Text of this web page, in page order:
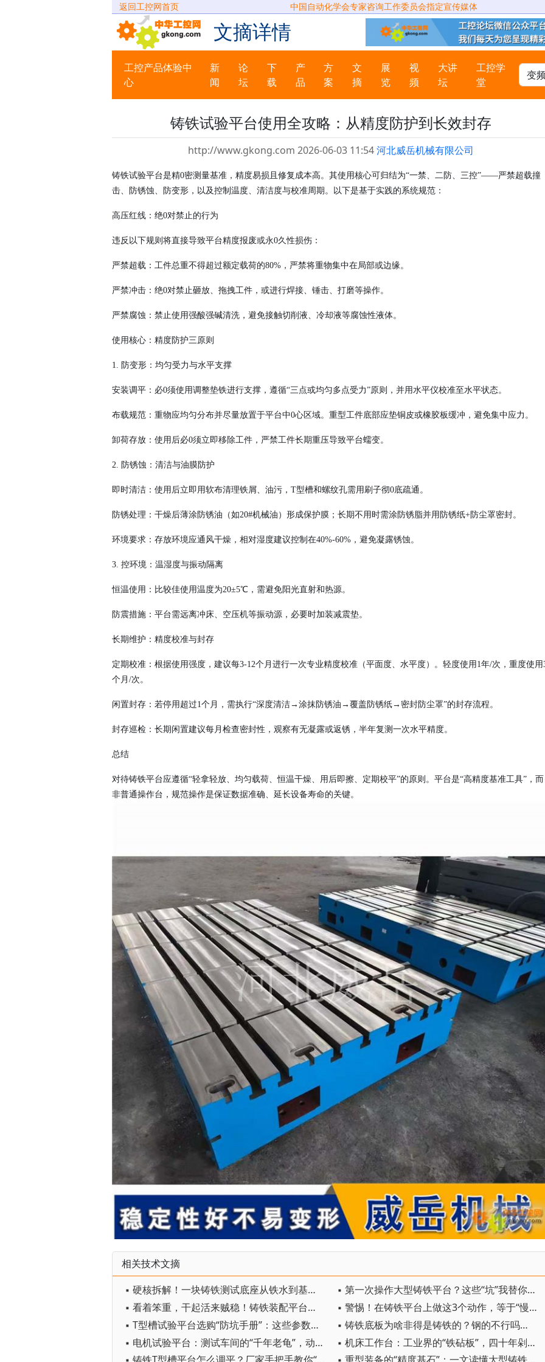
返回工控网首页 中国自动化学会专家咨询工作委员会指定宣传媒体
文摘详情
工控产品体验中
心
新
闻
论
坛
下
载
产
品
方
案
文
摘
展
览
视
频
大讲
坛
工控学
堂
铸铁试验平台使用全攻略：从精度防护到长效封存
http://www.gkong.com 2026-06-03 11:54河北威岳机械有限公司
铸铁试验平台是精0密测量基准，精度易损且修复成本高。其使用核心可归结为“一禁、二防、三控”——严禁超载撞
击、防锈蚀、防变形，以及控制温度、清洁度与校准周期。以下是基于实践的系统规范：
高压红线：绝0对禁止的行为
违反以下规则将直接导致平台精度报废或永0久性损伤：
严禁超载：工件总重不得超过额定载荷的80%，严禁将重物集中在局部或边缘。
严禁冲击：绝0对禁止砸放、拖拽工件，或进行焊接、锤击、打磨等操作。
严禁腐蚀：禁止使用强酸强碱清洗，避免接触切削液、冷却液等腐蚀性液体。
使用核心：精度防护三原则
1. 防变形：均匀受力与水平支撑
安装调平：必0须使用调整垫铁进行支撑，遵循“三点或均匀多点受力”原则，并用水平仪校准至水平状态。
布载规范：重物应均匀分布并尽量放置于平台中0心区域。重型工件底部应垫铜皮或橡胶板缓冲，避免集中应力。
卸荷存放：使用后必0须立即移除工件，严禁工件长期重压导致平台蠕变。
2. 防锈蚀：清洁与油膜防护
即时清洁：使用后立即用软布清理铁屑、油污， T型槽和螺纹孔需用刷子彻0底疏通。
防锈处理：干燥后薄涂防锈油（如20#机械油）形成保护膜；长期不用时需涂防锈脂并用防锈纸+防尘罩密封。
环境要求：存放环境应通风干燥，相对湿度建议控制在40%-60%，避免凝露锈蚀。
3. 控环境：温湿度与振动隔离
恒温使用：比较佳使用温度为20±5℃，需避免阳光直射和热源。
防震措施：平台需远离冲床、空压机等振动源，必要时加装减震垫。
长期维护：精度校准与封存
定期校准：根据使用强度，建议每3-12个月进行一次专业精度校准（平面度、水平度）。轻度使用1年/次，重度使用
个月/次。
闲置封存：若停用超过1个月，需执行“深度清洁→涂抹防锈油→覆盖防锈纸→密封防尘罩”的封存流程。
封存巡检：长期闲置建议每月检查密封性，观察有无凝露或返锈，半年复测一次水平精度。
总结
对待铸铁平台应遵循“轻拿轻放、均匀载荷、恒温干燥、用后即擦、定期校平”的原则。平台是“高精度基准工具”，而
非普通操作台，规范操作是保证数据准确、延长设备寿命的关键。
相关技术文摘
▪ 硬核拆解！一块铸铁测试底座从铁水到基准的“淬炼”之路
▪ 第一次操作大型铸铁平台？这些“坑”我替你踩过了
▪ 看着笨重，干起活来贼稳！铸铁装配平台车间靠谱的“重型搭档”
▪ 警惕！在铸铁平台上做这3个动作，等于“慢性报废”！
▪ T型槽试验平台选购“防坑手册”：这些参数必须看
▪ 铸铁底板为啥非得是铸铁的？钢的不行吗？材质秘密全公开
▪ 电机试验平台：测试车间的“千年老龟”，动作慢，底盘稳
▪ 机床工作台：工业界的“铁砧板”，四十年剁不坏、振不歪